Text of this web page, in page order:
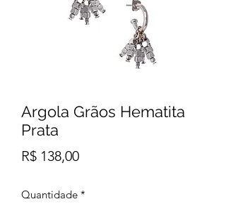
Argola Grãos Hematita
Prata
R$ 138,00Preço
Quantidade *